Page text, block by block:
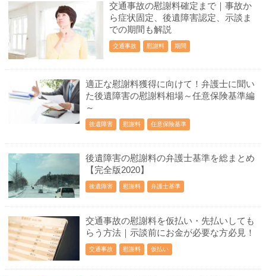
交通事故の慰謝料確定まで｜事故か
ら症状固定、後遺障害認定、示談ま
での期間も解説
交通事故 慰謝料 期間
適正な慰謝料獲得に向けて！弁護士に聞い
た後遺障害の慰謝料相場～任意保険基準編
～
後遺障害 慰謝料 任意保険基準
後遺障害の慰謝料の弁護士基準を総まとめ
【完全版2020】
後遺障害 慰謝料 弁護士基準
交通事故の慰謝料を仮払い・先払いしても
らう方法｜示談前にお金が必要な方必見！
交通事故 慰謝料 仮払い